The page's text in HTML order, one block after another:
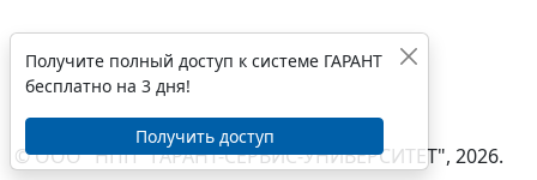
© ООО "НПП "ГАРАНТ-СЕРВИС-УНИВЕРСИТЕТ", 2026.
Получите полный доступ к системе ГАРАНТ
бесплатно на 3 дня!
Получить доступ